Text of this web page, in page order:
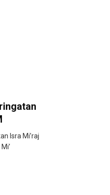
Isra Mi’raj